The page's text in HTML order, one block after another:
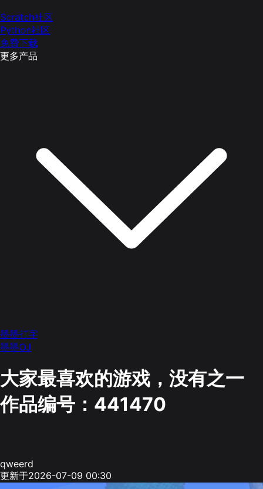
Scratch社区
Python社区
免费下载
更多产品
墨墨打字
墨墨OJ
大家最喜欢的游戏，没有之一
作品编号：441470
qweerd
更新于2026-07-09 00:30